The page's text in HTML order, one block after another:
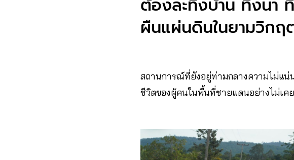
ต้องละทิ้งบ้าน ทิ้งนา
ผืนแผ่นดินในยามวิกฤ
สถานการณ์ที่ยังอยู่ท่ามกลางความไม่แ
ชีวิตของผู้คนในพื้นที่ชายแดนอย่างไม่เค